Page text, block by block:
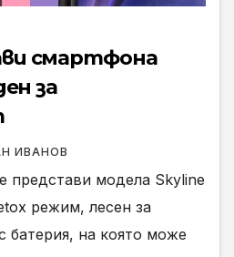
смартфона
за
ИВАНОВ
представи моделa Skyline
режим, лесен за
батерия, на която може